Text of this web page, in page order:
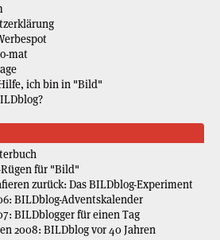
mat
ich bin in "Bild"
für "Bild"
zurück: Das BILDblog-Experiment
BILDblog-Adventskalender
BILDblogger für einen Tag
2008: BILDblog vor 40 Jahren